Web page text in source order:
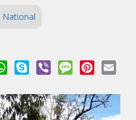
National
WhatsApp
Skype Viber MessagePinterest